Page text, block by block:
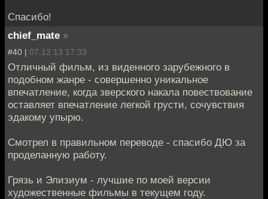
Спасибо!
chief_mate »
#40 | 07.12.13 17:33
Отличный фильм, из виденного зарубежного в
подобном жанре - совершенно уникальное
впечатление, когда зверского накала повествование
оставляет впечатление легкой грусти, сочувствия
эдакому упырю.
Смотрел в правильном переводе - спасибо ДЮ за
проделанную работу.
Грязь и Элизиум - лучшие по моей версии
художественные фильмы в текущем году.